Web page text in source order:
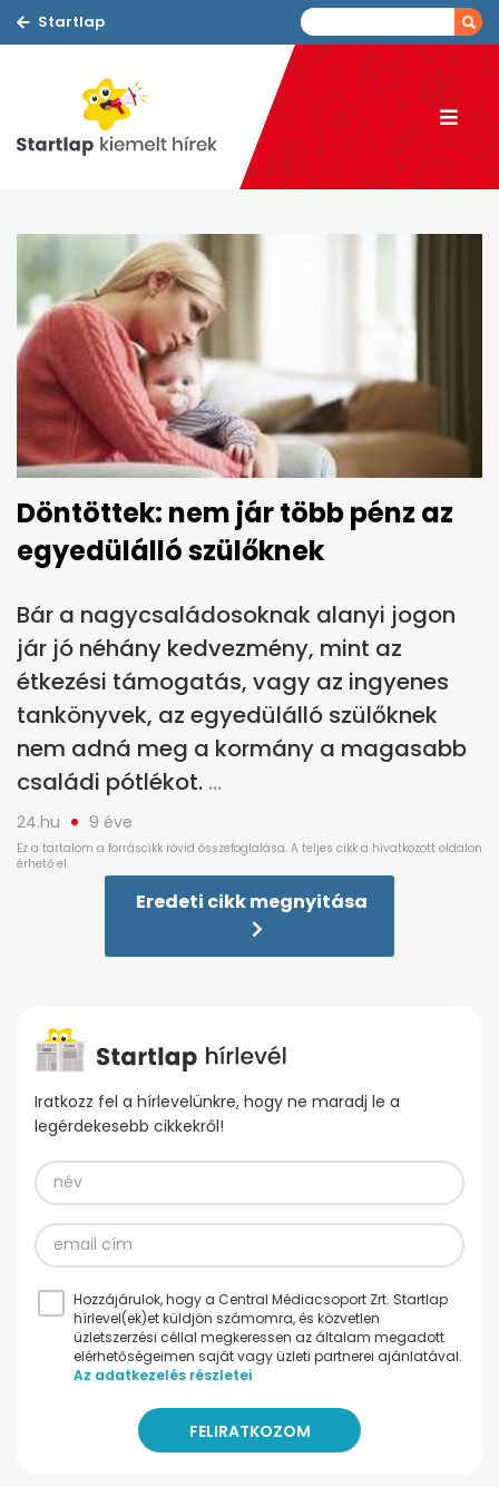
Startlap
Döntöttek: nem jár több pénz az
egyedülálló szülőknek
Bár a nagycsaládosoknak alanyi jogon
jár jó néhány kedvezmény, mint az
étkezési támogatás, vagy az ingyenes
tankönyvek, az egyedülálló szülőknek
nem adná meg a kormány a magasabb
családi pótlékot.
24.hu 9 éve
Eredeti cikk megnyitása
Iratkozz fel a hírlevelünkre, hogy ne maradj le a
legérdekesebb cikkekről!
Hozzájárulok, hogy a Central Médiacsoport Zrt. Startlap
hírlevel(ek)et küldjön számomra, és közvetlen
üzletszerzési céllal megkeressen az általam megadott
elérhetőségeimen saját vagy üzleti partnerei ajánlatával.
Az adatkezelés részletei